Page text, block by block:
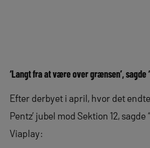
‘Langt fra at være over grænsen’, sagde
Efter derbyet i april, hvor det
Pentz’ jubel mod Sektion 12, sagde
Viaplay: